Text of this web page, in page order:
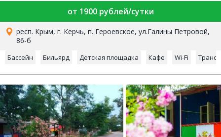
от 1900 рублей/сутки
респ. Крым, г. Керчь, п. Героевское, ул.Галины Петровой,
86-б
Бассейн Бильярд Детская площадка Кафе Wi-Fi